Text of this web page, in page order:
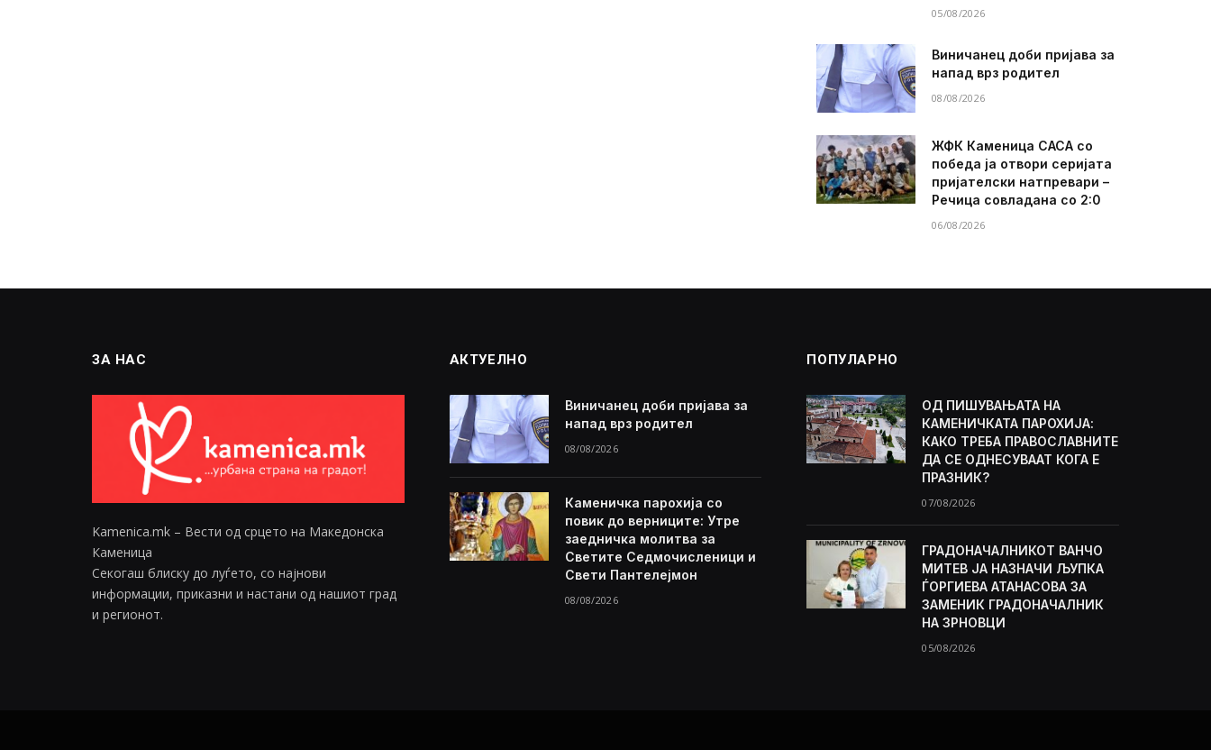
05/08/2026
Виничанец доби пријава за
напад врз родител
08/08/2026
ЖФК Каменица САСА со
победа ја отвори серијата
пријателски натпревари –
Речица совладана со 2:0
06/08/2026
ЗА НАС
Kamenica.mk – Вести од срцето на Македонска
Каменица
Секогаш блиску до луѓето, со најнови
информации, приказни и настани од нашиот град
и регионот.
АКТУЕЛНО
Виничанец доби пријава за
напад врз родител
08/08/2026
Каменичка парохија со
повик до верниците: Утре
заедничка молитва за
Светите Седмочисленици и
Свети Пантелејмон
08/08/2026
ПОПУЛАРНО
ОД ПИШУВАЊАТА НА
КАМЕНИЧКАТА ПАРОХИЈА:
КАКО ТРЕБА ПРАВОСЛАВНИТЕ
ДА СЕ ОДНЕСУВААТ КОГА Е
ПРАЗНИК?
07/08/2026
ГРАДОНАЧАЛНИКОТ ВАНЧО
МИТЕВ ЈА НАЗНАЧИ ЉУПКА
ЃОРГИЕВА АТАНАСОВА ЗА
ЗАМЕНИК ГРАДОНАЧАЛНИК
НА ЗРНОВЦИ
05/08/2026